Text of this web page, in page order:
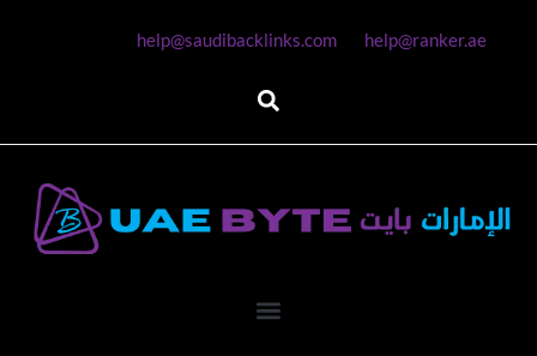
help@ranker.ae
help@saudibacklinks.com